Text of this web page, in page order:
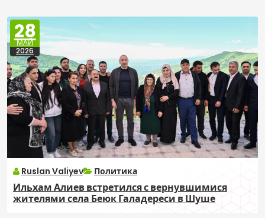
28
МАЙ
2026
Ruslan Valiyev Политика
Ильхам Алиев встретился с вернувшимися
жителями села Беюк Галадереси в Шуше